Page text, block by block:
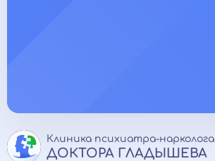
Клиника психиатра-нарколога
ДОКТОРА ГЛАДЫШЕВА